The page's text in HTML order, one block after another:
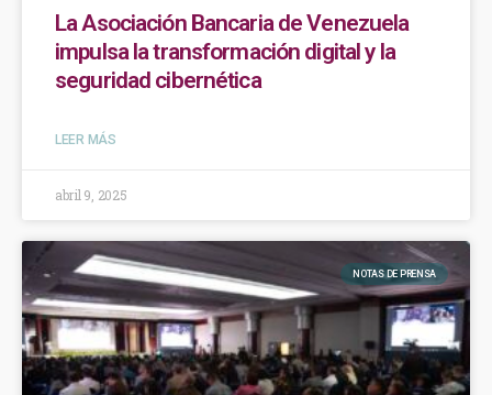
La Asociación Bancaria de Venezuela
impulsa la transformación digital y la
seguridad cibernética
LEER MÁS
abril 9, 2025
NOTAS DE PRENSA